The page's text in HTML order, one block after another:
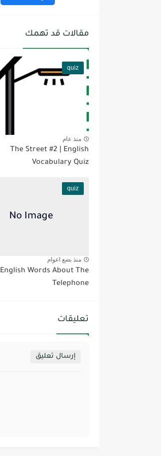
مقالات قد تهمك
quiz
منذ عام
The Street #2 | English
Vocabulary Quiz
quiz
منذ بضع اعوام
English Words About The
Telephone
تعليقات
إرسال تعليق